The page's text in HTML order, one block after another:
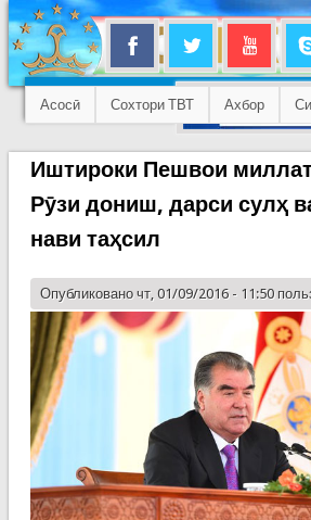
Асосӣ Сохтори ТВТ Ахбор
Иштироки Пешвои
Рӯзи дониш, дарси сулҳ
нави таҳсил
Опубликовано чт, 01/09/2016 - 11:50